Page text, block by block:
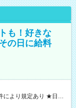
も！好きな
の日に給料
金GET♪ お仕事後はコ